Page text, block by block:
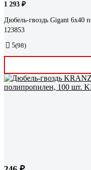
1 293 ₽
Дюбель-гвоздь Gigant 6x40
123853
5(98)